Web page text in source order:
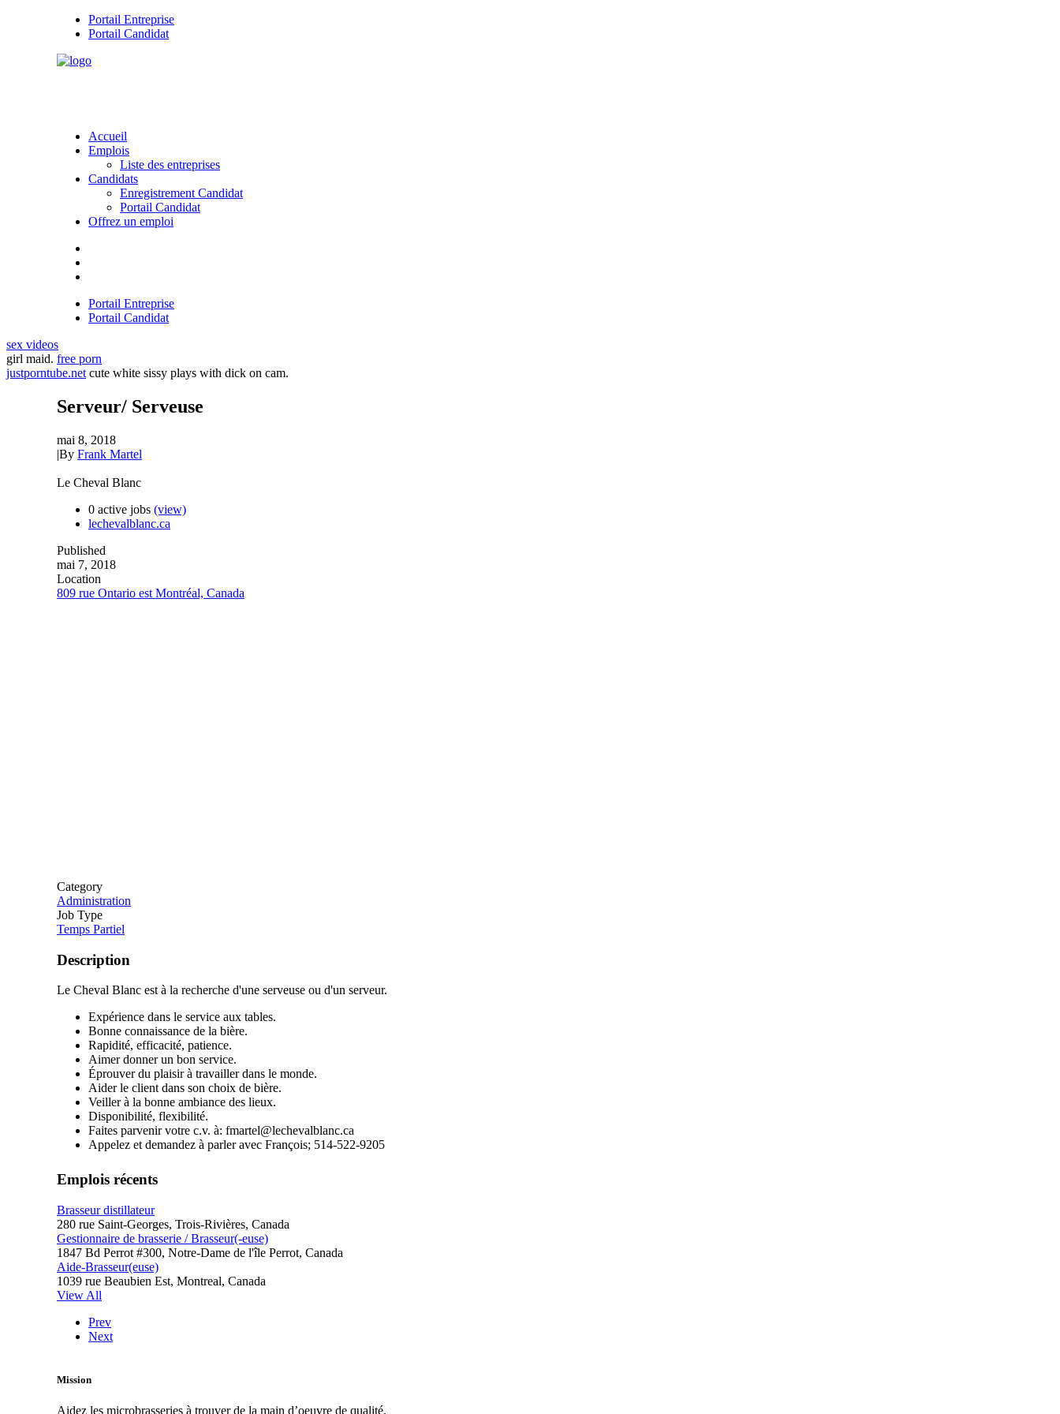
Portail Entreprise
Portail Candidat
Accueil
Emplois
Liste des entreprises
Candidats
Enregistrement Candidat
Portail Candidat
Offrez un emploi
Portail Entreprise
Portail Candidat
sex videos
girl maid. free porn
justporntube.net cute white sissy plays with dick on cam.
Serveur/ Serveuse
mai 8, 2018
|By Frank Martel
Le Cheval Blanc
0 active jobs (view)
lechevalblanc.ca
Published
mai 7, 2018
Location
809 rue Ontario est Montréal, Canada
Category
Administration
Job Type
Temps Partiel
Description
Le Cheval Blanc est à la recherche d'une serveuse ou d'un serveur.
Expérience dans le service aux tables.
Bonne connaissance de la bière.
Rapidité, efficacité, patience.
Aimer donner un bon service.
Éprouver du plaisir à travailler dans le monde.
Aider le client dans son choix de bière.
Veiller à la bonne ambiance des lieux.
Disponibilité, flexibilité.
Faites parvenir votre c.v. à: fmartel@lechevalblanc.ca
Appelez et demandez à parler avec François; 514-522-9205
Emplois récents
Brasseur distillateur
280 rue Saint-Georges, Trois-Rivières, Canada
Gestionnaire de brasserie / Brasseur(-euse)
1847 Bd Perrot #300, Notre-Dame de l'île Perrot, Canada
Aide-Brasseur(euse)
1039 rue Beaubien Est, Montreal, Canada
View All
Prev
Next
Mission
Aidez les microbrasseries à trouver de la main d’oeuvre de qualité.